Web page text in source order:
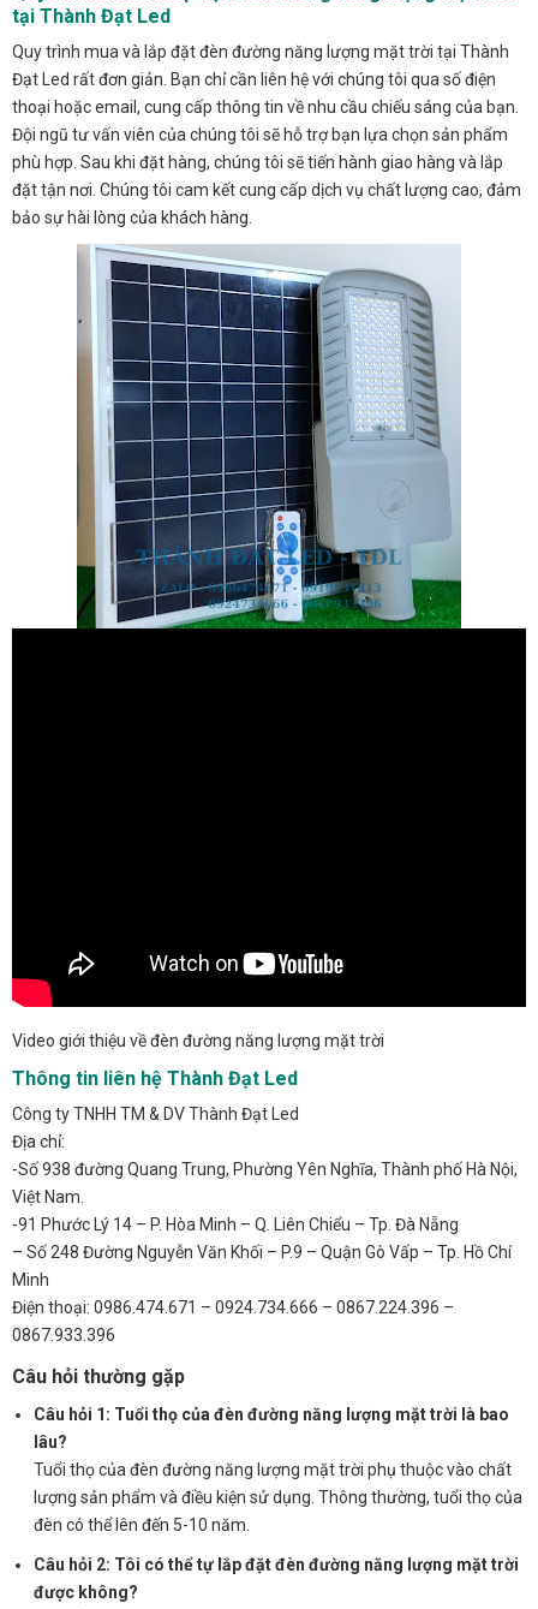
tại Thành Đạt Led
Quy trình mua và lắp đặt đèn đường năng lượng mặt trời tại Thành
Đạt Led rất đơn giản. Bạn chỉ cần liên hệ với chúng tôi qua số điện
thoại hoặc email, cung cấp thông tin về nhu cầu chiếu sáng của bạn.
Đội ngũ tư vấn viên của chúng tôi sẽ hỗ trợ bạn lựa chọn sản phẩm
phù hợp. Sau khi đặt hàng, chúng tôi sẽ tiến hành giao hàng và lắp
đặt tận nơi. Chúng tôi cam kết cung cấp dịch vụ chất lượng cao, đảm
bảo sự hài lòng của khách hàng.
Video giới thiệu về đèn đường năng lượng mặt trời
Thông tin liên hệ Thành Đạt Led
Công ty TNHH TM & DV Thành Đạt Led
Địa chỉ:
-Số 938 đường Quang Trung, Phường Yên Nghĩa, Thành phố Hà Nội,
Việt Nam.
-91 Phước Lý 14 – P. Hòa Minh – Q. Liên Chiểu – Tp. Đà Nẵng
– Số 248 Đường Nguyễn Văn Khối – P.9 – Quận Gò Vấp – Tp. Hồ Chí
Minh
Điện thoại: 0986.474.671 – 0924.734.666 – 0867.224.396 –
0867.933.396
Câu hỏi thường gặp
Câu hỏi 1: Tuổi thọ của đèn đường năng lượng mặt trời là bao
lâu?
Tuổi thọ của đèn đường năng lượng mặt trời phụ thuộc vào chất
lượng sản phẩm và điều kiện sử dụng. Thông thường, tuổi thọ của
đèn có thể lên đến 5-10 năm.
Câu hỏi 2: Tôi có thể tự lắp đặt đèn đường năng lượng mặt trời
được không?